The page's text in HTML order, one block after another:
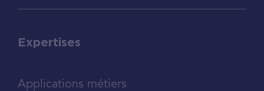
Expertises
Applications métiers